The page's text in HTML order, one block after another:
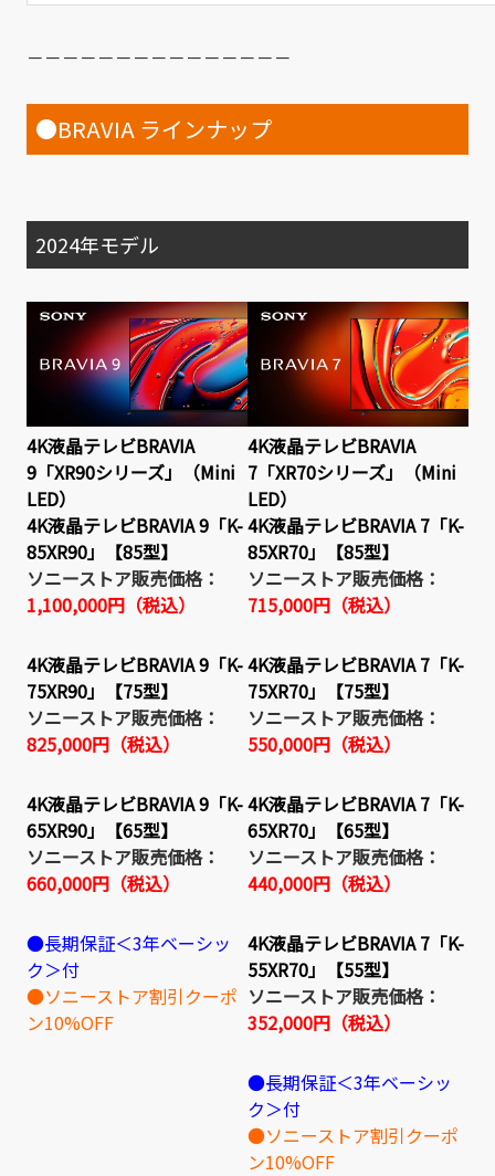
－－－－－－－－－－－－－－－
●BRAVIA ラインナップ
2024年モデル
4K液晶テレビBRAVIA
9「XR90シリーズ」（Mini
LED）
4K液晶テレビBRAVIA 9「K-
85XR90」【85型】
ソニーストア販売価格：
1,100,000円（税込）
4K液晶テレビBRAVIA 9「K-
75XR90」【75型】
ソニーストア販売価格：
825,000円（税込）
4K液晶テレビBRAVIA 9「K-
65XR90」【65型】
ソニーストア販売価格：
660,000円（税込）
●長期保証＜3年ベーシッ
ク＞付
●ソニーストア割引クーポ
ン10%OFF
4K液晶テレビBRAVIA
7「XR70シリーズ」（Mini
LED）
4K液晶テレビBRAVIA 7「K-
85XR70」【85型】
ソニーストア販売価格：
715,000円（税込）
4K液晶テレビBRAVIA 7「K-
75XR70」【75型】
ソニーストア販売価格：
550,000円（税込）
4K液晶テレビBRAVIA 7「K-
65XR70」【65型】
ソニーストア販売価格：
440,000円（税込）
4K液晶テレビBRAVIA 7「K-
55XR70」【55型】
ソニーストア販売価格：
352,000円（税込）
●長期保証＜3年ベーシッ
ク＞付
●ソニーストア割引クーポ
ン10%OFF